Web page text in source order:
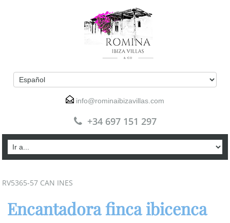
info@rominaibizavillas.com
+34 697 151 297
RV5365-57 CAN INES
Encantadora finca ibicenca